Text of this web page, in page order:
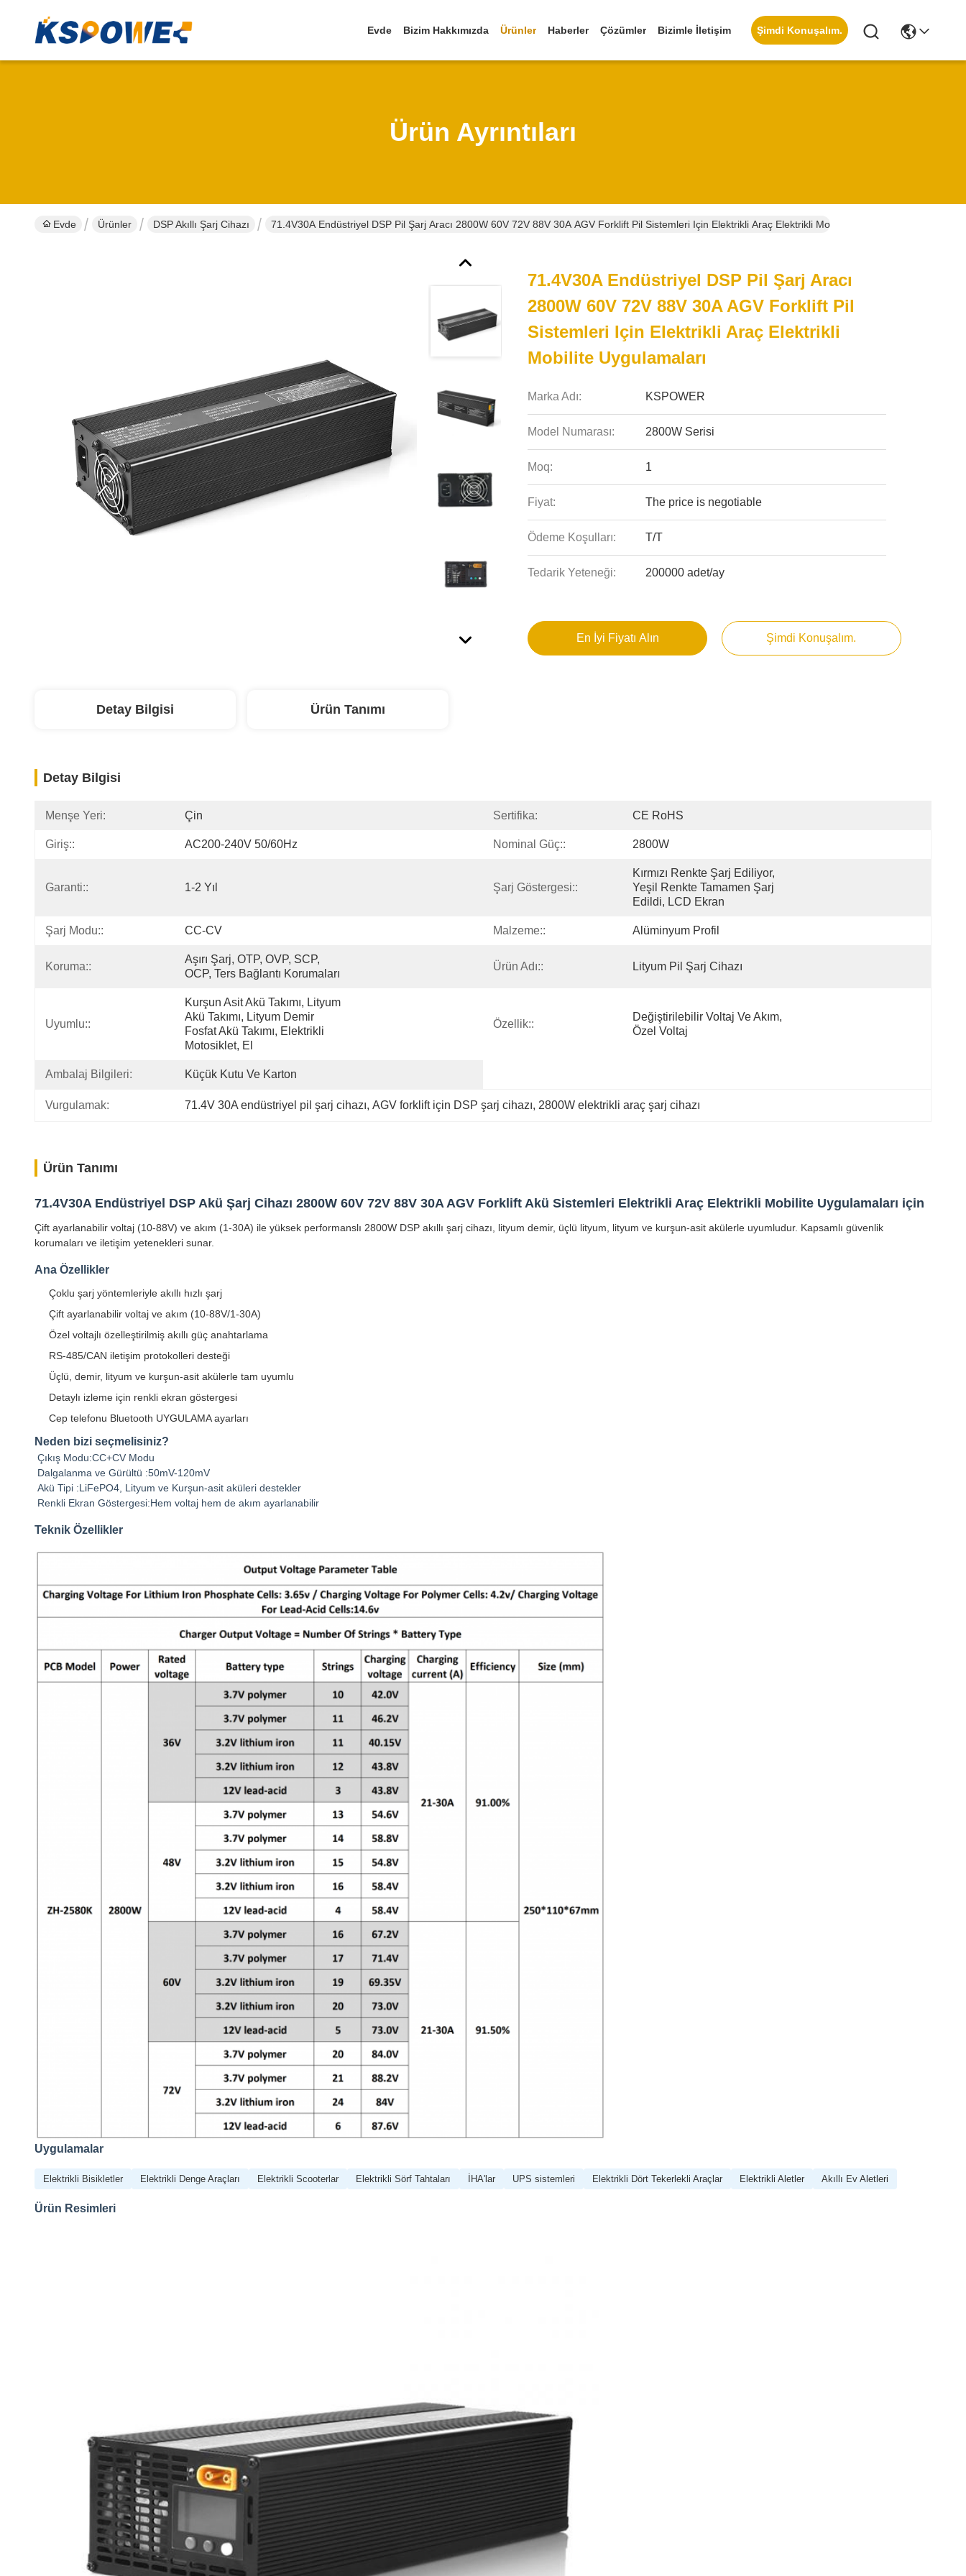
Evde Bizim Hakkımızda Ürünler Haberler Çözümler Bizimle İletişim Şimdi Konuşalım.
Ürün Ayrıntıları
Evde Ürünler DSP Akıllı Şarj Cihazı 71.4V30A Endüstriyel DSP Pil Şarj Aracı 2800W 60V 72V 88V 30A AGV Forklift Pil Sistemleri Için Elektrikli Araç Elektrikli Mobilite Uygulamaları
71.4V30A Endüstriyel DSP Pil Şarj Aracı
2800W 60V 72V 88V 30A AGV Forklift Pil
Sistemleri Için Elektrikli Araç Elektrikli
Mobilite Uygulamaları
Marka Adı: KSPOWER
Model Numarası: 2800W Serisi
Moq: 1
Fiyat: The price is negotiable
Ödeme Koşulları: T/T
Tedarik Yeteneği: 200000 adet/ay
En İyi Fiyatı Alın Şimdi Konuşalım.
Detay Bilgisi Ürün Tanımı
Detay Bilgisi
Menşe Yeri: Çin Sertifika: CE RoHS
Giriş:: AC200-240V 50/60Hz Nominal Güç:: 2800W
Garanti:: 1-2 Yıl Şarj Göstergesi::
Kırmızı Renkte Şarj Ediliyor,
Yeşil Renkte Tamamen Şarj
Edildi, LCD Ekran
Şarj Modu:: CC-CV Malzeme:: Alüminyum Profil
Koruma::
Aşırı Şarj, OTP, OVP, SCP,
OCP, Ters Bağlantı Korumaları
Ürün Adı:: Lityum Pil Şarj Cihazı
Uyumlu::
Kurşun Asit Akü Takımı, Lityum
Akü Takımı, Lityum Demir
Fosfat Akü Takımı, Elektrikli
Motosiklet, El
Özellik::
Değiştirilebilir Voltaj Ve Akım,
Özel Voltaj
Ambalaj Bilgileri: Küçük Kutu Ve Karton
Vurgulamak: 71.4V 30A endüstriyel pil şarj cihazı, AGV forklift için DSP şarj cihazı, 2800W elektrikli araç şarj cihazı
Ürün Tanımı
71.4V30A Endüstriyel DSP Akü Şarj Cihazı 2800W 60V 72V 88V 30A AGV Forklift Akü Sistemleri Elektrikli Araç Elektrikli Mobilite Uygulamaları için
Çift ayarlanabilir voltaj (10-88V) ve akım (1-30A) ile yüksek performanslı 2800W DSP akıllı şarj cihazı, lityum demir, üçlü lityum, lityum ve kurşun-asit akülerle uyumludur. Kapsamlı güvenlik
korumaları ve iletişim yetenekleri sunar.
Ana Özellikler
Çoklu şarj yöntemleriyle akıllı hızlı şarj
Çift ayarlanabilir voltaj ve akım (10-88V/1-30A)
Özel voltajlı özelleştirilmiş akıllı güç anahtarlama
RS-485/CAN iletişim protokolleri desteği
Üçlü, demir, lityum ve kurşun-asit akülerle tam uyumlu
Detaylı izleme için renkli ekran göstergesi
Cep telefonu Bluetooth UYGULAMA ayarları
Neden bizi seçmelisiniz?
Çıkış Modu:CC+CV Modu
Dalgalanma ve Gürültü :50mV-120mV
Akü Tipi :LiFePO4, Lityum ve Kurşun-asit aküleri destekler
Renkli Ekran Göstergesi:Hem voltaj hem de akım ayarlanabilir
Teknik Özellikler
Uygulamalar
Elektrikli Bisikletler Elektrikli Denge Araçları Elektrikli Scooterlar Elektrikli Sörf Tahtaları İHA'lar UPS sistemleri Elektrikli Dört Tekerlekli Araçlar Elektrikli Aletler Akıllı Ev Aletleri
Ürün Resimleri